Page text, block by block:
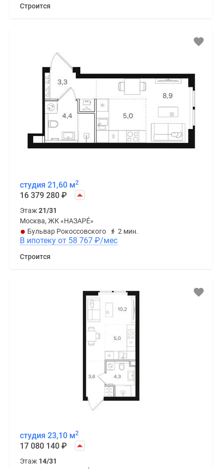
Строится
студия 21,60 м2
16 379 280 ₽
Этаж21/31
Москва, ЖК «НАЗАРÉ»
Бульвар Рокоссовского
2 мин.
В ипотеку от 58 767 ₽/мес
Строится
студия 23,10 м2
17 080 140 ₽
Этаж 14/31